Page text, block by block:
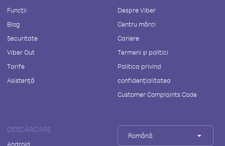
Funcții
Blog
Securitate
Viber Out
Tarife
Asistență
Despre Viber
Centru mărci
Cariere
Termeni și politici
Politica privind
confidențialitatea
Customer Complaints Code
DESCĂRCARE
Android
Română